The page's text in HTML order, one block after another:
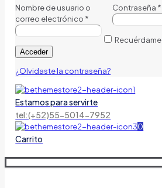
Nombre de usuario o
correo electrónico *
Contraseña *
Recuérdame
Acceder
¿Olvidaste la contraseña?
Estamos para servirte
tel:(+52)55-5014-7952
0
Carrito